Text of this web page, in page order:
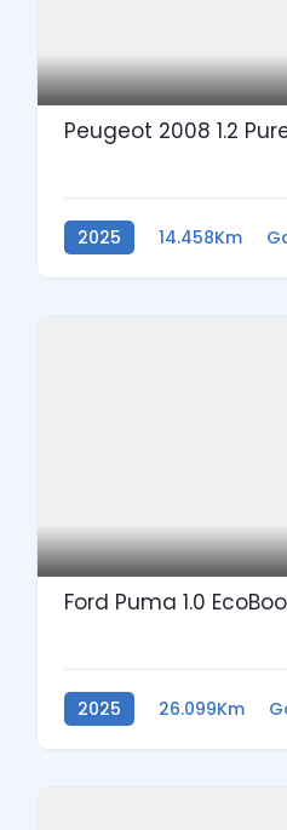
Peugeot 2008 1.2
2025 14.458Km
2025 26.099Km